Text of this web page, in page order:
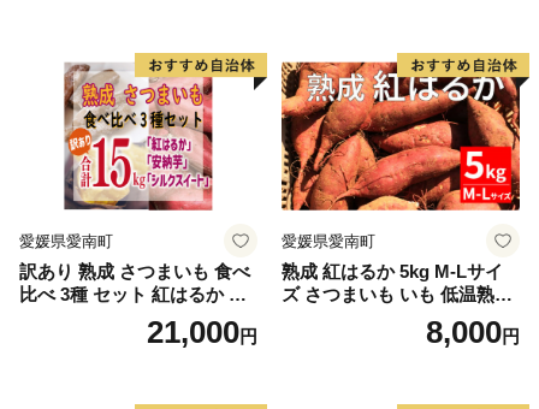
野菜
愛媛県愛南町
訳あり 熟成 さつまいも 食べ
比べ 3種 セット 紅はるか 安
納芋 シルクスイート 合計 15
kg サイズ混合 サツマイモ 焼
21,000円
愛媛県愛南町
熟成 紅はるか 5kg M-Lサイ
ズ さつまいも いも 低温熟成
完全熟成収穫 甘い 糖度 焼き
芋 やきいも スイートポテト
8,000円